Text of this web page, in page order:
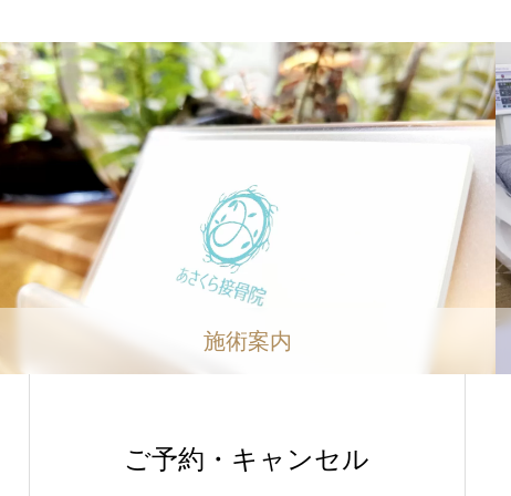
施術案内
ご予約・キャンセル